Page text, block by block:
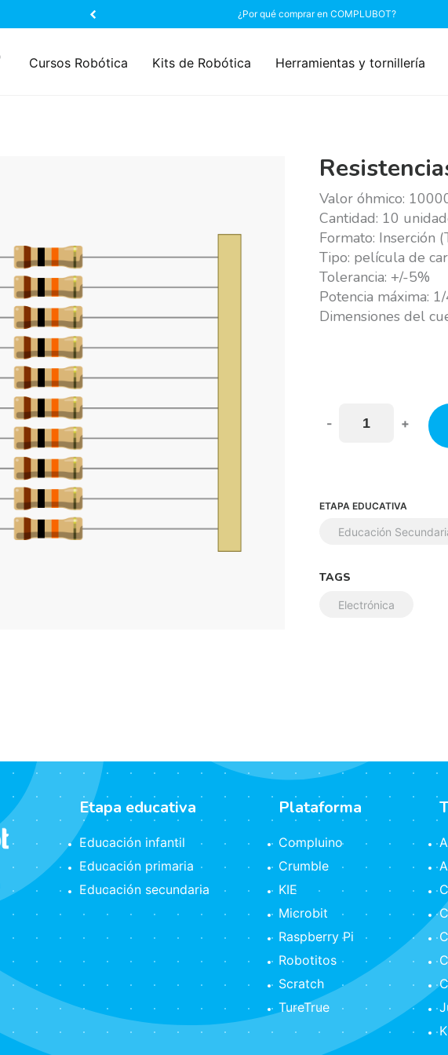
¿Por qué comprar en COMPLUBOT?
Cursos Robótica Kits de Robótica Herramientas y tornillería
Valor óhmico:
Cantidad: 10
Formato: Inserción
Tipo: película de
Tolerancia: +/-5%
Potencia máxima:
Dimensiones del
- +
ETAPA EDUCATIVA
Educación
TAGS
Electrónica
Etapa educativa
Educación infantil
Educación primaria
Educación secundaria
Plataforma
Compluino
Crumble
KIE
Microbit
Raspberry Pi
Robotitos
Scratch
TureTrue